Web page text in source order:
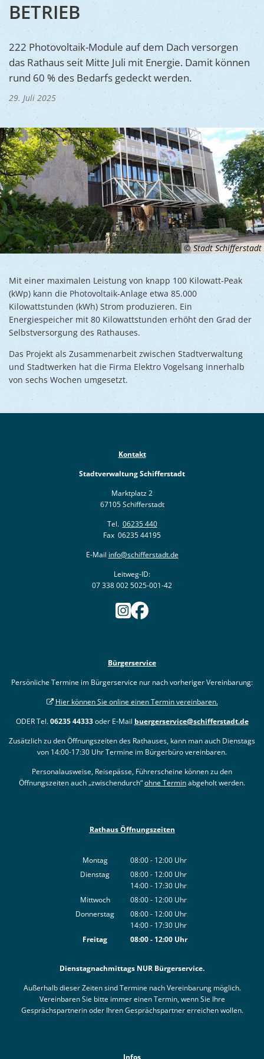
Ukraine
Wir als
Ernst-
BETRIEB
222 Photovoltaik-Module auf dem Dach versorgen
das Rathaus seit Mitte Juli mit Energie. Damit können
rund 60 % des Bedarfs gedeckt werden.
29. Juli 2025
© Stadt Schifferstadt
Mit einer maximalen Leistung von knapp 100 Kilowatt-Peak
(kWp) kann die Photovoltaik-Anlage etwa 85.000
Kilowattstunden (kWh) Strom produzieren. Ein
Energiespeicher mit 80 Kilowattstunden erhöht den Grad der
Selbstversorgung des Rathauses.
Das Projekt als Zusammenarbeit zwischen Stadtverwaltung
und Stadtwerken hat die Firma Elektro Vogelsang innerhalb
von sechs Wochen umgesetzt.
Kontakt
Stadtverwaltung Schifferstadt
Marktplatz 2
67105 Schifferstadt
Tel. 06235 440
Fax 06235 44195
E-Mail info@schifferstadt.de
Leitweg-ID:
07 338 002 5025-001-42
Bürgerservice
Persönliche Termine im Bürgerservice nur nach vorheriger Vereinbarung:
Hier können Sie online einen Termin vereinbaren.
ODER Tel.06235 44333oder E-Mail buergerservice@schifferstadt.de
Zusätzlich zu den Öffnungszeiten des Rathauses, kann man auch Dienstags
von 14:00-17:30 Uhr Termine im Bürgerbüro vereinbaren.
Personalausweise, Reisepässe, Führerscheine können zu den
Öffnungszeiten auch „zwischendurch“ohne Terminabgeholt werden.
Rathaus Öffnungszeiten
Montag 08:00- 12:00 Uhr
Von 08:00 bis 12:00 Uhr
Dienstag 08:00- 12:00 Uhr
Von 08:00 bis 12:00 Uhr
14:00- 17:30 Uhr
Von 14:00 bis 17:30 Uhr
Mittwoch 08:00- 12:00 Uhr
Von 08:00 bis 12:00 Uhr
Donnerstag 08:00- 12:00 Uhr
Von 08:00 bis 12:00 Uhr
14:00- 17:30 Uhr
Von 14:00 bis 17:30 Uhr
Freitag 08:00- 12:00Uhr
Dienstagnachmittags NUR Bürgerservice.
Außerhalb dieser Zeiten sind Termine nach Vereinbarung möglich.
Vereinbaren Sie bitte immer einen Termin, wenn Sie Ihre
Gesprächspartnerin oder Ihren Gesprächspartner erreichen wollen.
Infos